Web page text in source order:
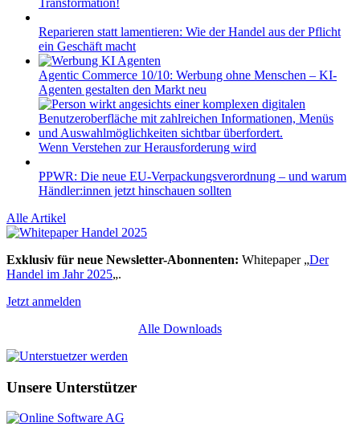
Reparieren statt lamentieren: Wie der Handel aus der Pflicht
ein Geschäft macht
Agentic Commerce 10/10: Werbung ohne Menschen – KI-
Agenten gestalten den Markt neu
Wenn Verstehen zur Herausforderung wird
PPWR: Die neue EU-Verpackungsverordnung – und warum
Händler:innen jetzt hinschauen sollten
Alle Artikel
Exklusiv für neue Newsletter-Abonnenten: Whitepaper „Der
Handel im Jahr 2025„.
Jetzt anmelden
Alle Downloads
Unsere Unterstützer